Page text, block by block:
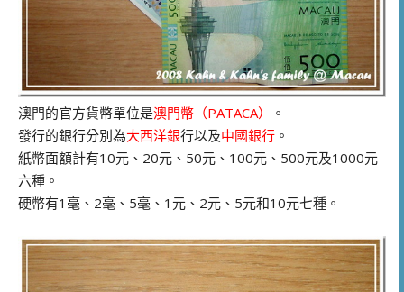
澳門的官方貨幣單位是澳門幣（PATACA）
。
發行的銀行分別為大西洋銀行以及中國銀行 。
紙幣面額計有10元、20元、50元、100元、500元及1000元
六種。
硬幣有1毫、2毫、5毫、1元、2元、5元和10元七種。